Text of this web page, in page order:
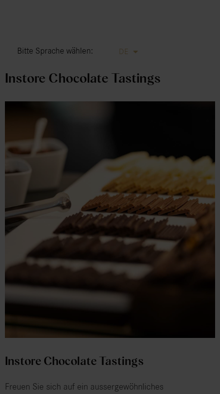
Bitte Sprache wählen: DE
ES
Instore Chocolate Tastings
Instore Chocolate Tastings
Freuen Sie sich auf ein aussergewöhnliches